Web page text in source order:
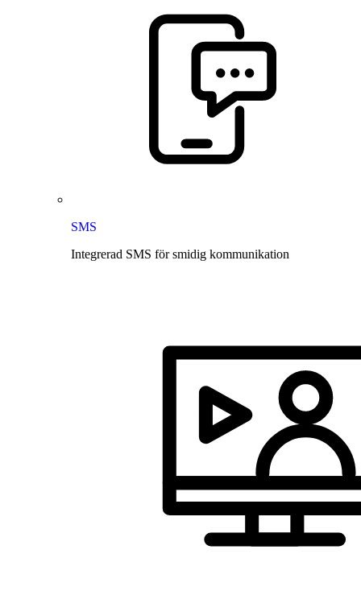
SMS
Integrerad SMS för smidig kommunikation